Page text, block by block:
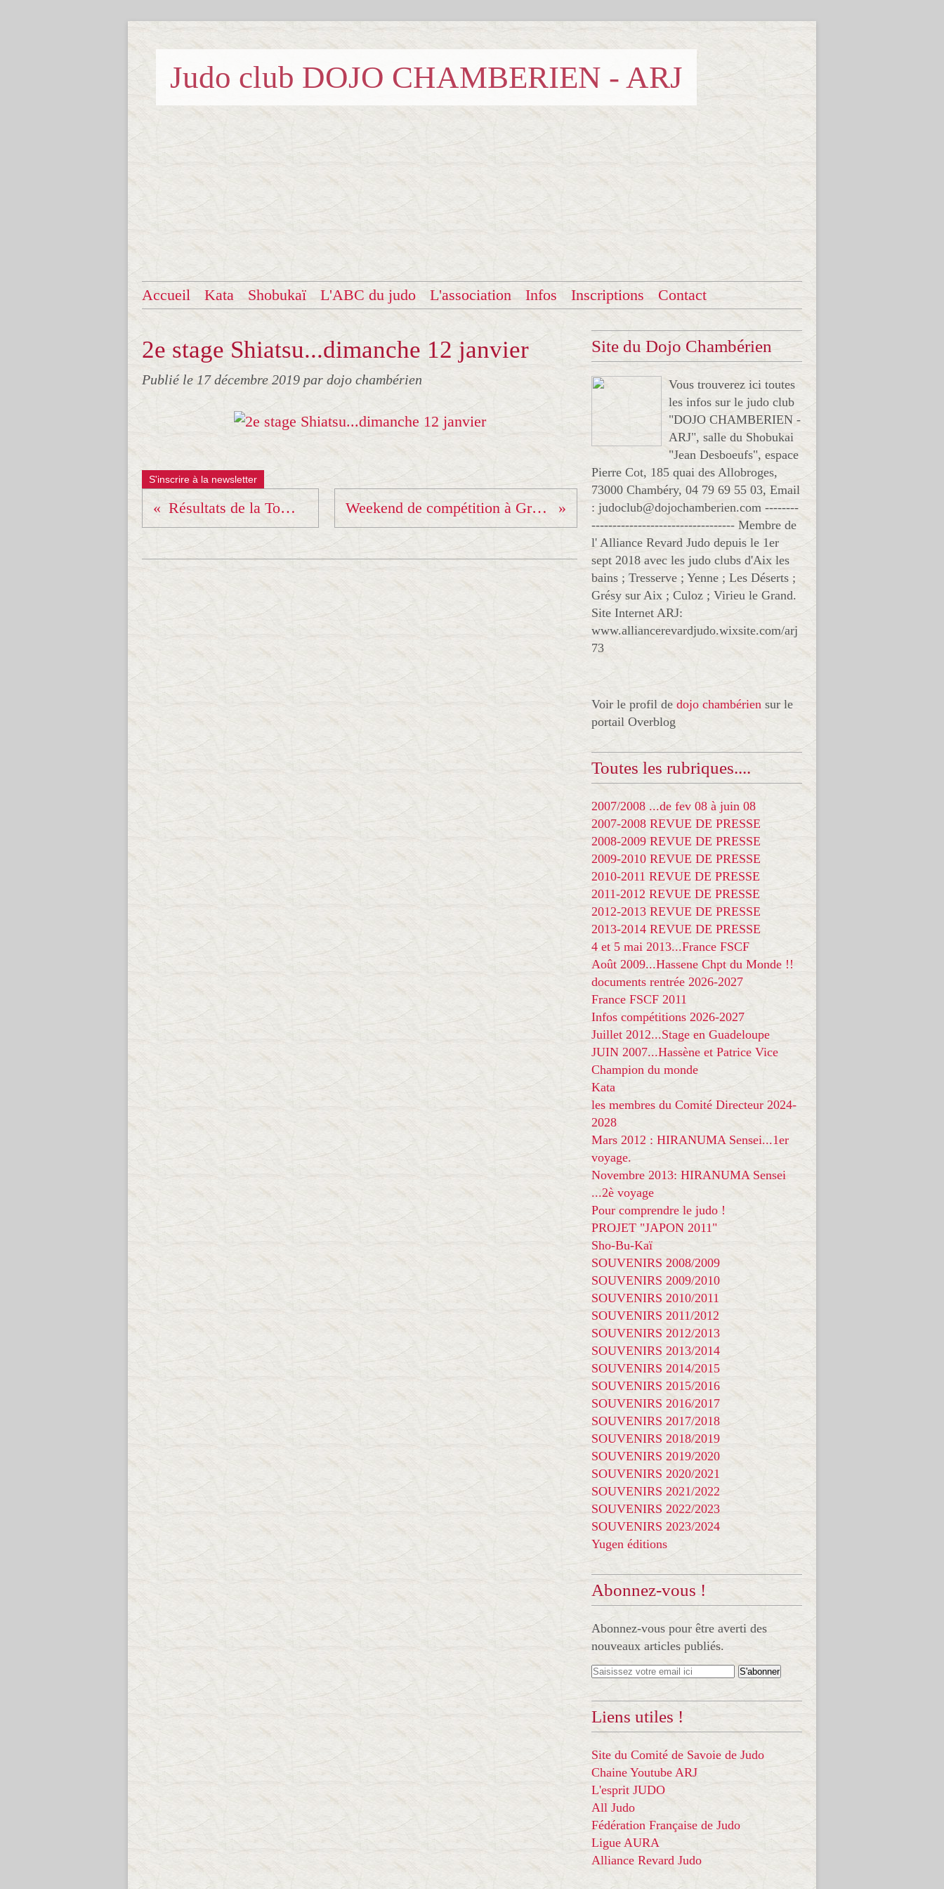
Judo club DOJO CHAMBERIEN - ARJ
Accueil Kata Shobukaï L'ABC du judo L'association Infos Inscriptions Contact
2e stage Shiatsu...dimanche 12 janvier
Publié le 17 décembre 2019 par dojo chambérien
S'inscrire à la newsletter
Résultats de la Tombola ! Weekend de compétition à Grésy/Aix
Site du Dojo Chambérien
Vous trouverez ici toutes
les infos sur le judo club
"DOJO CHAMBERIEN -
ARJ", salle du Shobukai
"Jean Desboeufs", espace
Pierre Cot, 185 quai des Allobroges,
73000 Chambéry, 04 79 69 55 03, Email
: judoclub@dojochamberien.com --------
---------------------------------- Membre de
l' Alliance Revard Judo depuis le 1er
sept 2018 avec les judo clubs d'Aix les
bains ; Tresserve ; Yenne ; Les Déserts ;
Grésy sur Aix ; Culoz ; Virieu le Grand.
Site Internet ARJ:
www.alliancerevardjudo.wixsite.com/arj
73
Voir le profil de dojo chambérien sur le
portail Overblog
Toutes les rubriques....
2007/2008 ...de fev 08 à juin 08
2007-2008 REVUE DE PRESSE
2008-2009 REVUE DE PRESSE
2009-2010 REVUE DE PRESSE
2010-2011 REVUE DE PRESSE
2011-2012 REVUE DE PRESSE
2012-2013 REVUE DE PRESSE
2013-2014 REVUE DE PRESSE
4 et 5 mai 2013...France FSCF
Août 2009...Hassene Chpt du Monde !!
documents rentrée 2026-2027
France FSCF 2011
Infos compétitions 2026-2027
Juillet 2012...Stage en Guadeloupe
JUIN 2007...Hassène et Patrice Vice
Champion du monde
Kata
les membres du Comité Directeur 2024-
2028
Mars 2012 : HIRANUMA Sensei...1er
voyage.
Novembre 2013: HIRANUMA Sensei
...2è voyage
Pour comprendre le judo !
PROJET "JAPON 2011"
Sho-Bu-Kaï
SOUVENIRS 2008/2009
SOUVENIRS 2009/2010
SOUVENIRS 2010/2011
SOUVENIRS 2011/2012
SOUVENIRS 2012/2013
SOUVENIRS 2013/2014
SOUVENIRS 2014/2015
SOUVENIRS 2015/2016
SOUVENIRS 2016/2017
SOUVENIRS 2017/2018
SOUVENIRS 2018/2019
SOUVENIRS 2019/2020
SOUVENIRS 2020/2021
SOUVENIRS 2021/2022
SOUVENIRS 2022/2023
SOUVENIRS 2023/2024
Yugen éditions
Abonnez-vous !
Abonnez-vous pour être averti des
nouveaux articles publiés.
Liens utiles !
Site du Comité de Savoie de Judo
Chaine Youtube ARJ
L'esprit JUDO
All Judo
Fédération Française de Judo
Ligue AURA
Alliance Revard Judo